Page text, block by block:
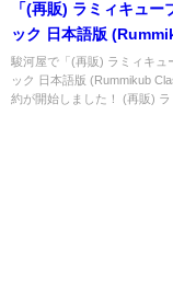
「(再販) ラミィキュー
ック 日本語版
Classic)」の概略と予
なショップ紹介！
駿河屋で「(再販) ラミィキュ
ック 日本語版 (Rummikub
約が開始しました！ (再販) ラ